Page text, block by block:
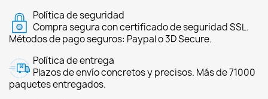
Política de seguridad
Compra segura con certificado de seguridad SSL.
Métodos de pago seguros: Paypal o 3D Secure.
Política de entrega
Plazos de envío concretos y precisos. Más de 71000
paquetes entregados.